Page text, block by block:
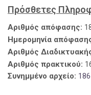
Πρόσθετες
Αριθμός απόφασης:
Ημερομηνία
Αριθμός
Αριθμός πρακτικού:
Συνημμένο αρχείο: